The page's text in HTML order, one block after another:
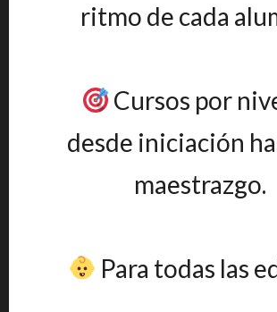
ritmo de cada
Cursos por
desde iniciación
maestrazgo.
Para todas las